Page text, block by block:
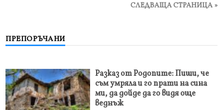
СЛЕДВАЩА СТРАНИЦА »
ПРЕПОРЪЧАНИ
Разказ от Родопите: Пиши, че
съм умряла и го прати на сина
ми, да дойде да го видя още
веднъж